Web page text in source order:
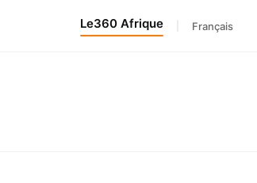
Le360 Afrique Français